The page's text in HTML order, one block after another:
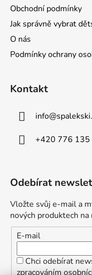
Obchodní podmínky
Jak správně vybrat
O nás
Podmínky ochrany
Kontakt
info@
+420 776 135
Odebírat
Vložte svůj e-mail a
nových produktech
E-mail
Chci odebírat
zpracováním